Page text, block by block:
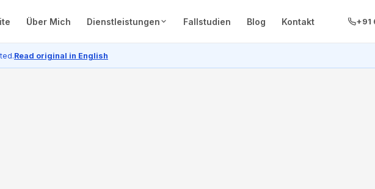
Über Mich Dienstleistungen Fallstudien Blog Kontakt +91
Read original in English